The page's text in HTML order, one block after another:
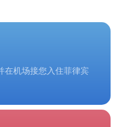
在机场接您入住菲律宾